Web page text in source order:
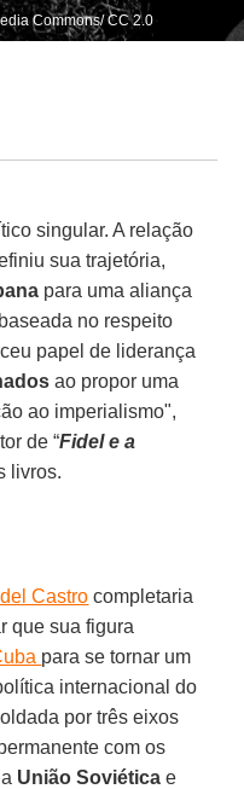
Commons/ CC 2.0
singular. A relação
sua trajetória,
para uma aliança
no respeito
papel de liderança
ao propor uma
ao imperialismo",
de “Fidel e a
livros.
Castro completaria
que sua figura
para se tornar um
internacional do
por três eixos
com os
União Soviética e